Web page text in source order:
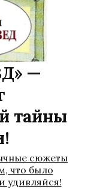
—
тайны
сюжеты
что было
удивляйся!